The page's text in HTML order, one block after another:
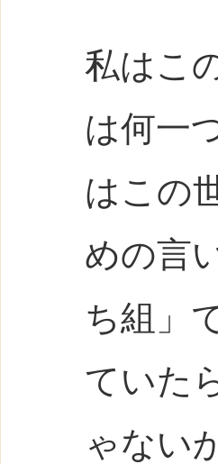
私はこ
は何一
はこの
めの言
ち組」
ていた
ゃない